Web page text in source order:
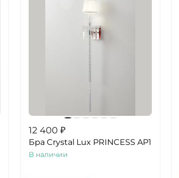
12 400 ₽
Бра Crystal Lux PRINCESS AP1
В наличии